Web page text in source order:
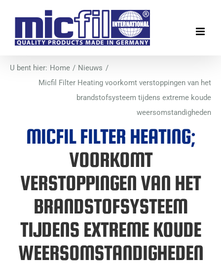
inhoud
U bent hier: Home
Nieuws
Micfil Filter Heating voorkomt verstoppingen van het
brandstofsysteem tijdens extreme koude
weersomstandigheden
MICFIL FILTER HEATING;
VOORKOMT
VERSTOPPINGEN VAN HET
BRANDSTOFSYSTEEM
TIJDENS EXTREME KOUDE
WEERSOMSTANDIGHEDEN